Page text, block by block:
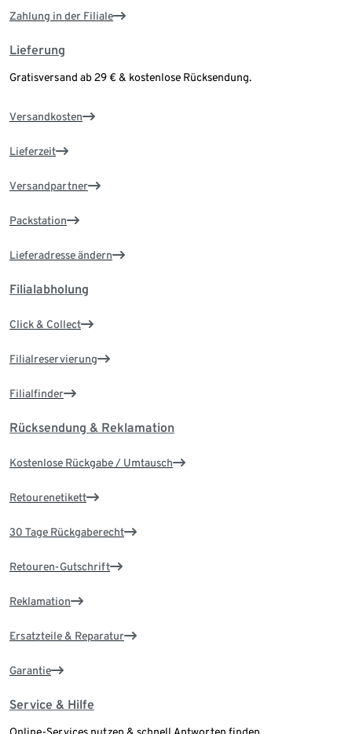
Zahlung in der Filiale
Lieferung
Gratisversand ab 29 € & kostenlose Rücksendung.
Versandkosten
Lieferzeit
Versandpartner
Packstation
Lieferadresse ändern
Filialabholung
Click & Collect
Filialreservierung
Filialfinder
Rücksendung & Reklamation
Kostenlose Rückgabe / Umtausch
Retourenetikett
30 Tage Rückgaberecht
Retouren-Gutschrift
Reklamation
Ersatzteile & Reparatur
Garantie
Service & Hilfe